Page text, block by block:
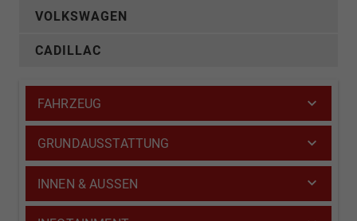
VOLKSWAGEN
CADILLAC
FAHRZEUG
GRUNDAUSSTATTUNG
INNEN & AUSSEN